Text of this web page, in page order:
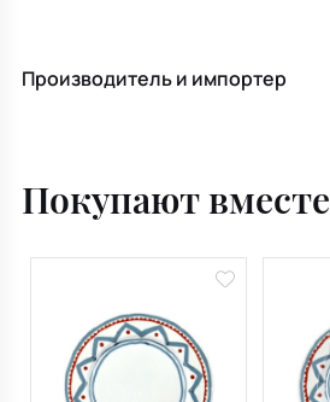
Производитель и импортер
Покупают вместе